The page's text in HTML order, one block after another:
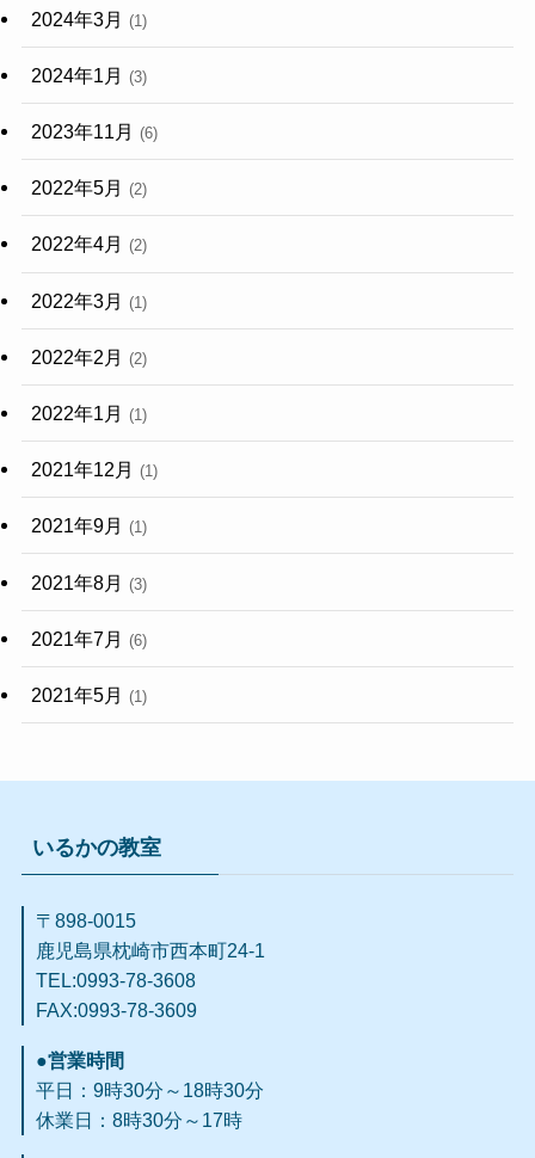
2024年3月 (1)
2024年1月 (3)
2023年11月 (6)
2022年5月 (2)
2022年4月 (2)
2022年3月 (1)
2022年2月 (2)
2022年1月 (1)
2021年12月 (1)
2021年9月 (1)
2021年8月 (3)
2021年7月 (6)
2021年5月 (1)
いるかの教室
〒898-0015
鹿児島県枕崎市西本町24-1
TEL:0993-78-3608
FAX:0993-78-3609​
●営業時間
平日：9時30分～18時30分
休業日：8時30分～17時